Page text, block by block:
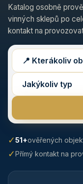
Katalog osobně
vinných sklepů po
kontakt na
✓51+ověřených
✓Přímý kontakt na